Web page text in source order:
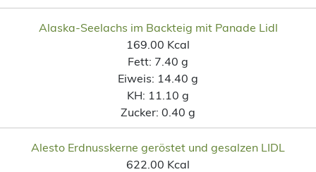
Alaska-Seelachs im Backteig mit Panade Lidl
169.00 Kcal
Fett: 7.40 g
Eiweis: 14.40 g
KH: 11.10 g
Zucker: 0.40 g
Alesto Erdnusskerne geröstet und gesalzen LIDL
622.00 Kcal